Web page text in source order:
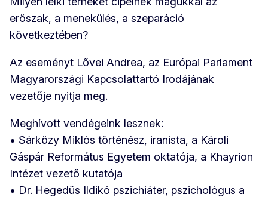
erőszak, a menekülés, a szeparáció
következtében?
Az eseményt Lővei Andrea, az Európai Parlament
Magyarországi Kapcsolattartó Irodájának
vezetője nyitja meg.
Meghívott vendégeink lesznek:
• Sárközy Miklós történész, iranista, a Károli
Gáspár Református Egyetem oktatója, a Khayrion
Intézet vezető kutatója
• Dr. Hegedűs Ildikó pszichiáter, pszichológus a